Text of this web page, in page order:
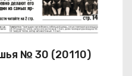
№ 30 (20110)